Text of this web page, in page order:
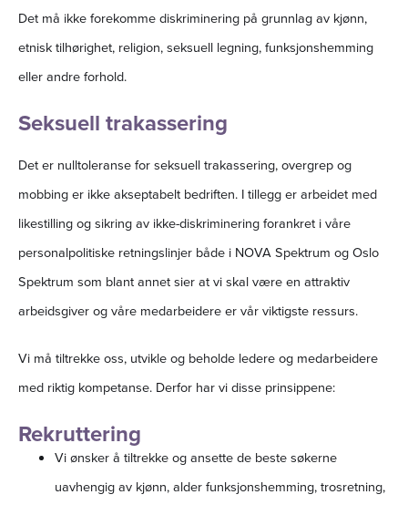
Det må ikke forekomme diskriminering på grunnlag av kjønn,
etnisk tilhørighet, religion, seksuell legning, funksjonshemming
eller andre forhold.
Seksuell trakassering
Det er nulltoleranse for seksuell trakassering, overgrep og
mobbing er ikke akseptabelt bedriften. I tillegg er arbeidet med
likestilling og sikring av ikke-diskriminering forankret i våre
personalpolitiske retningslinjer både i NOVA Spektrum og Oslo
Spektrum som blant annet sier at vi skal være en attraktiv
arbeidsgiver og våre medarbeidere er vår viktigste ressurs.
Vi må tiltrekke oss, utvikle og beholde ledere og medarbeidere
med riktig kompetanse. Derfor har vi disse prinsippene:
Rekruttering
Vi ønsker å tiltrekke og ansette de beste søkerne
uavhengig av kjønn, alder funksjonshemming, trosretning,